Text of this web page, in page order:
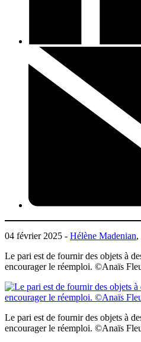
04 février 2025 - Hélène Madenian,
Le pari est de fournir des objets à
encourager le réemploi. ©Anaïs
Le pari est de fournir des objets à
encourager le réemploi. ©Anaïs